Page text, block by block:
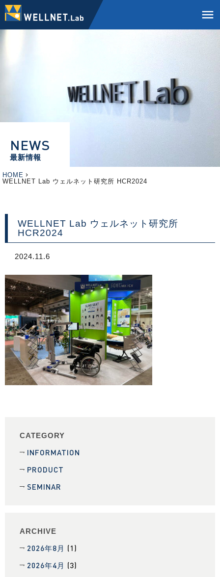
menu
NEWS
最新情報
HOME
WELLNET Lab ウェルネット研究所 HCR2024
WELLNET Lab ウェルネット研究所
HCR2024
2024.11.6
CATEGORY
INFORMATION
PRODUCT
SEMINAR
ARCHIVE
2026年8月 (1)
2026年4月 (3)